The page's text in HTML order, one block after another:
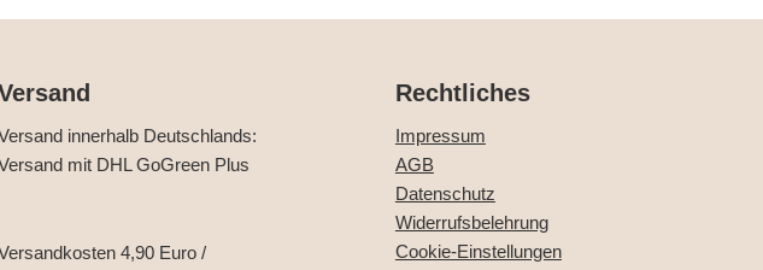
innerhalb Deutschlands:
mit DHL GoGreen Plus
4,90 Euro /
Rechtliches
Impressum
AGB
Datenschutz
Widerrufsbelehrung
Cookie-Einstellungen